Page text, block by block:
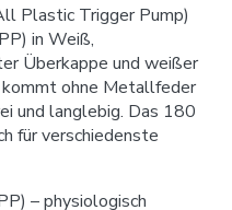
Plastic Trigger Pump)
in Weiß,
Überkappe und weißer
ohne Metallfeder
und langlebig. Das 180
für verschiedenste
– physiologisch